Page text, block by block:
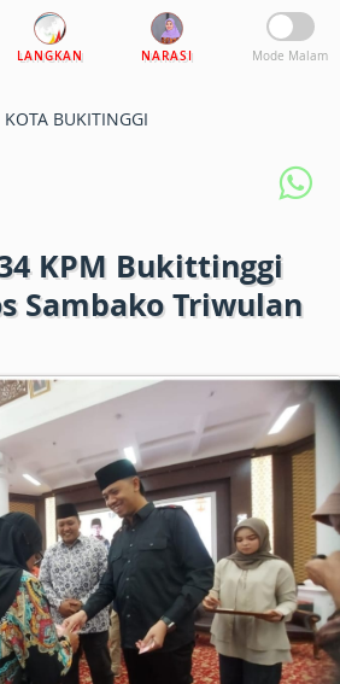
LANGKAN NARASI Mode Malam
KOTA BUKITINGGI
KPM Bukittinggi
Sambako Triwulan